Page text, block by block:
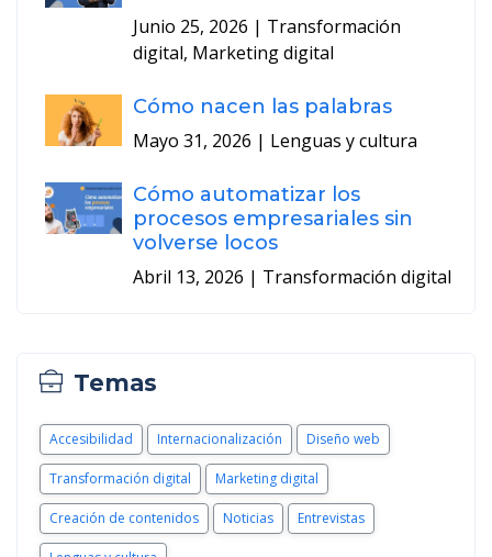
Junio 25, 2026 | Transformación
digital, Marketing digital
Cómo nacen las palabras
Mayo 31, 2026 | Lenguas y cultura
Cómo automatizar los
procesos empresariales sin
volverse locos
Abril 13, 2026 | Transformación digital
Temas
Accesibilidad Internacionalización Diseño web
Transformación digital Marketing digital
Creación de contenidos Noticias Entrevistas